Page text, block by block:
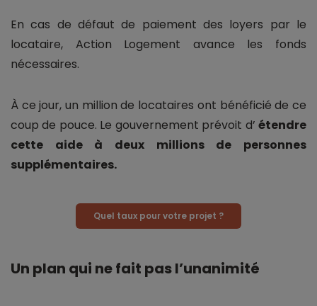
En cas de défaut de paiement des loyers par le
locataire, Action Logement avance les fonds
nécessaires.
À ce jour, un million de locataires ont bénéficié de ce
coup de pouce. Le gouvernement prévoit d’ étendre
cette aide à deux millions de personnes
supplémentaires.
Quel taux pour votre projet ?
Un plan qui ne fait pas l’unanimité